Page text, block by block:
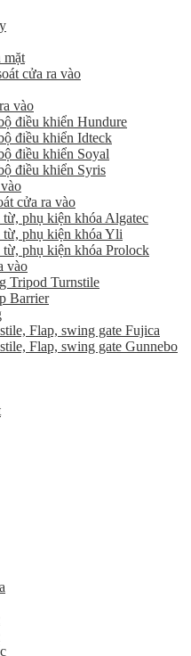
mặt
cửa ra vào
vào
điều khiển Hundure
điều khiển Idteck
điều khiển Soyal
điều khiển Syris
cửa ra vào
phụ kiện khóa Algatec
phụ kiện khóa Yli
phụ kiện khóa Prolock
vào
Tripod Turnstile
Barrier
Flap, swing gate Fujica
Flap, swing gate Gunnebo